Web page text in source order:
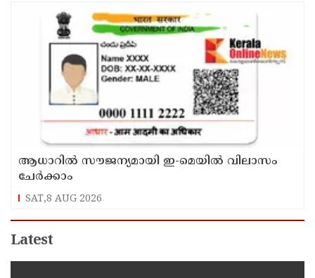
ആധാറിൽ സൗജന്യമായി ഇ-മെയിൽ വിലാസം
ചേർക്കാം
SAT,8 AUG 2026
Latest